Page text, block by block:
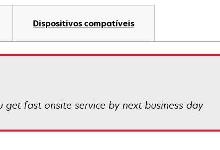
Dispositivos compatíveis
get fast onsite service by next business day